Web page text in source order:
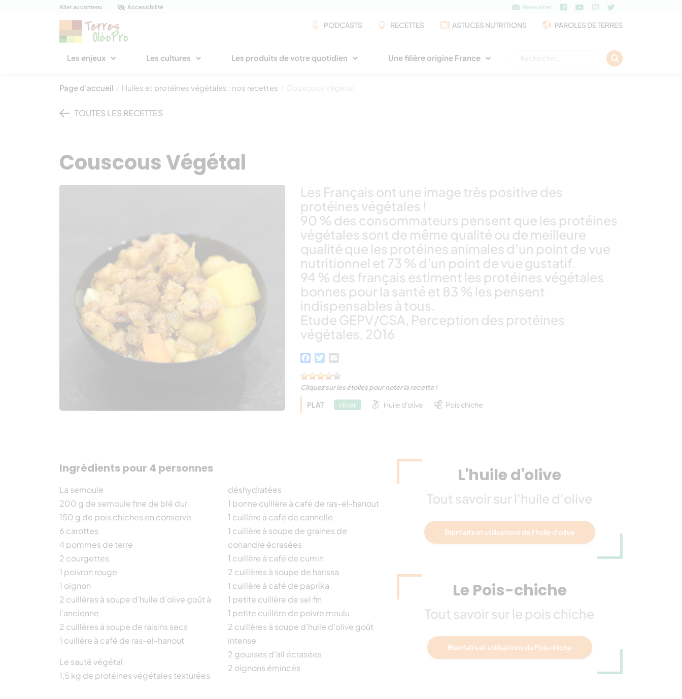
Panneau de gestion des cookies
Aller au contenu Accessibilité Newsletter
PODCASTS RECETTES ASTUCES NUTRITIONS PAROLES DE TERRES
Les enjeux Les cultures Les produits de votre quotidien Une filière origine France
Page d'accueil / Huiles et protéines végétales : nos recettes / Couscous Végétal
TOUTES LES RECETTES
Couscous Végétal
Les Français ont une image très positive des
protéines végétales !
90 % des consommateurs pensent que les protéines
végétales sont de même qualité ou de meilleure
qualité que les protéines animales d’un point de vue
nutritionnel et 73 % d’un point de vue gustatif.
94 % des français estiment les protéines végétales
bonnes pour la santé et 83 % les pensent
indispensables à tous.
Etude GEPV/CSA, Perception des protéines
végétales, 2016
Facebook
Twitter
Cliquez sur les étoiles pour noter la recette !
PLAT Hiver Huile d'olive Pois chiche
Ingrédients pour 4 personnes
La semoule
200 g de semoule fine de blé dur
150 g de pois chiches en conserve
6 carottes
4 pommes de terre
2 courgettes
1 poivron rouge
1 oignon
2 cuillères à soupe d’huile d’olive goût à
l’ancienne
2 cuillères à soupe de raisins secs
1 cuillère à café de ras-el-hanout
Le sauté végétal
1,5 kg de protéines végétales texturées
déshydratées
1 bonne cuillère à café de ras-el-hanout
1 cuillère à café de cannelle
1 cuillère à soupe de graines de
coriandre écrasées
1 cuillère à café de cumin
2 cuillères à soupe de harissa
1 cuillère à café de paprika
1 petite cuillère de sel fin
1 petite cuillère de poivre moulu
2 cuillères à soupe d’huile d’olive goût
intense
2 gousses d’ail écrasées
2 oignons émincés
L'huile d'olive
Tout savoir sur l'huile d'olive
Bienfaits et utilisations de l'huile d'olive
Le Pois-chiche
Tout savoir sur le pois chiche
Bienfaits et utilisations du Pois chiche